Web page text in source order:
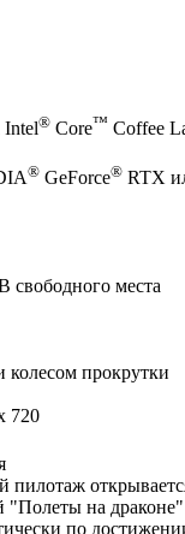
Intel® Core™ Coffee
® GeForce® RTX
свободного места
прокрутки
720
"Полеты на
по